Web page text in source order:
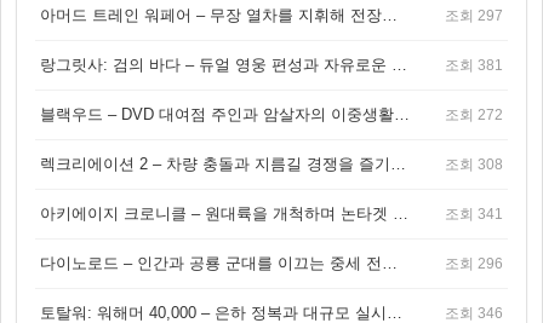
아머드 트레인 워페어 – 무장 열차를 지휘해 전장을 돌파하는 생존 전투 게임 조회 297
랑그릿사: 검의 바다 – 듀얼 영웅 편성과 자유로운 탐험을 결합한 판타지 전략 RPG 조회 381
블랙우드 – DVD 대여점 주인과 암살자의 이중생활을 그린 3인칭 액션 스릴러 게임 조회 272
렉크리에이션 2 – 차량 충돌과 지름길 경쟁을 즐기는 오픈월드 아케이드 레이싱 게임 조회 308
아키에이지 크로니클 – 원대륙을 개척하며 논타겟 전투를 즐기는 오픈월드 MMORPG 조회 341
다이노로드 – 인간과 공룡 군대를 이끄는 중세 전략 액션 RPG 조회 296
토탈워: 워해머 40,000 – 은하 정복과 대규모 실시간 전투가 결합된 전략 게임! 조회 346